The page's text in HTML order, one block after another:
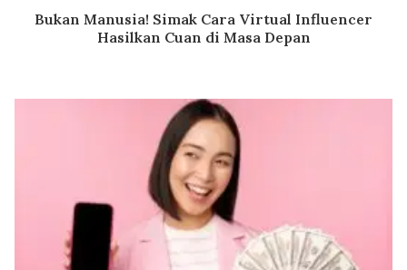
Bukan Manusia! Simak Cara Virtual Influencer
Hasilkan Cuan di Masa Depan